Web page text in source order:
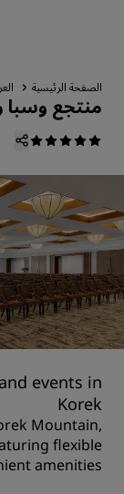
الصفحة الرئيسية
منتجع وسبا
events in
Korek
Mountain,
flexible
amenities.